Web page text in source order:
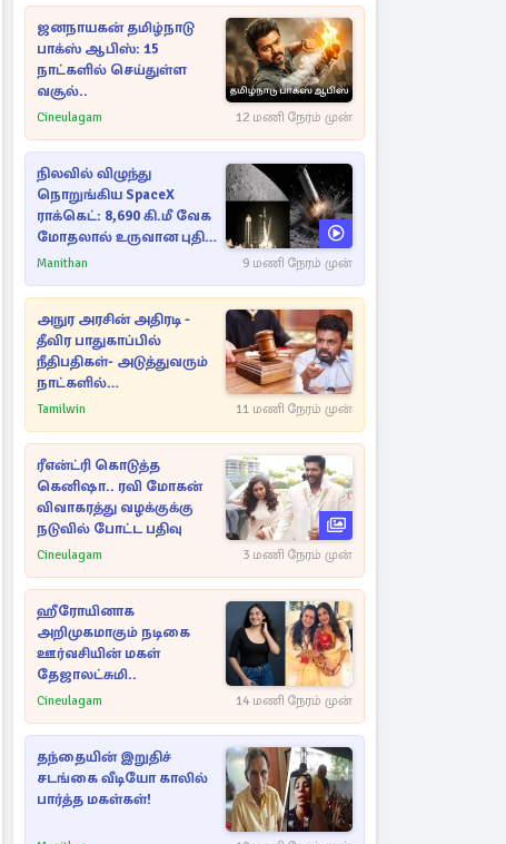
ஜனநாயகன் தமிழ்நாடு
பாக்ஸ் ஆபிஸ்: 15
நாட்களில் செய்துள்ள
வசூல்..
Cineulagam 12 மணி நேரம் முன்
நிலவில் விழுந்து
நொறுங்கிய SpaceX
ராக்கெட்: 8,690 கி.மீ வேக
மோதலால் உருவான புதிய
பள்ளம்!
Manithan 9 மணி நேரம் முன்
அநுர அரசின் அதிரடி -
தீவிர பாதுகாப்பில்
நீதிபதிகள்- அடுத்துவரும்
நாட்களில்
அம்பலமாகவுள்ள ரகசியம்
Tamilwin 11 மணி நேரம் முன்
ரீஎன்ட்ரி கொடுத்த
கெனிஷா.. ரவி மோகன்
விவாகரத்து வழக்குக்கு
நடுவில் போட்ட பதிவு
Cineulagam 3 மணி நேரம் முன்
ஹீரோயினாக
அறிமுகமாகும் நடிகை
ஊர்வசியின் மகள்
தேஜாலட்சுமி..
Cineulagam 14 மணி நேரம் முன்
தந்தையின் இறுதிச்
சடங்கை வீடியோ காலில்
பார்த்த மகள்கள்!